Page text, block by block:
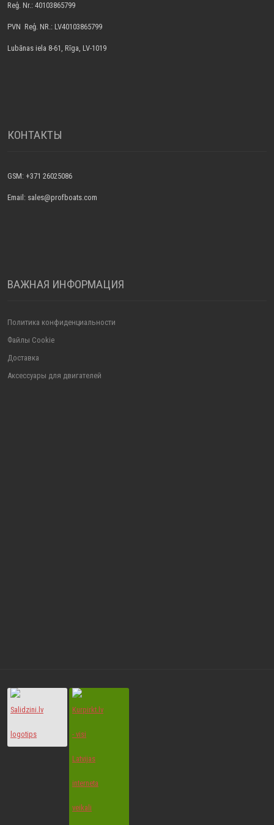
Reģ. Nr.: 40103865799
PVN Reģ. NR.: LV40103865799
Lubānas iela 8-61, Rīga, LV-1019
КОНТАКТЫ
GSM: +371 26025086
Email: sales@profboats.com
ВАЖНАЯ ИНФОРМАЦИЯ
Политика конфиденциальности
Файлы Cookie
Доставка
Аксессуары для двигателей